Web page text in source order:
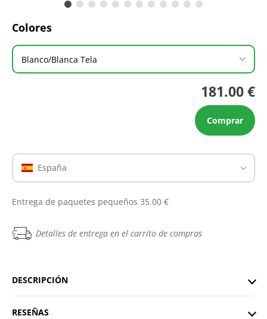
181.00 €
Comprar
Colores
Blanco/Blanca Tela
España
Entrega de paquetes pequeños 35.00 €
Detalles de entrega en el carrito de compras
DESCRIPCIÓN
RESEÑAS